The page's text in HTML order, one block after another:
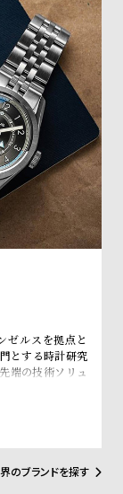
ゼルスを拠点と
とする時計研究
端の技術ソリュ
スにブレンドし
ンゼルスで終わ
、調整され、テ
広げ、コミュニ
のブランドを探す